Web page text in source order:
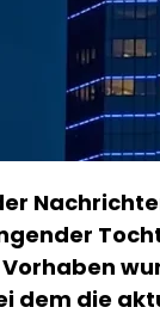
dem die